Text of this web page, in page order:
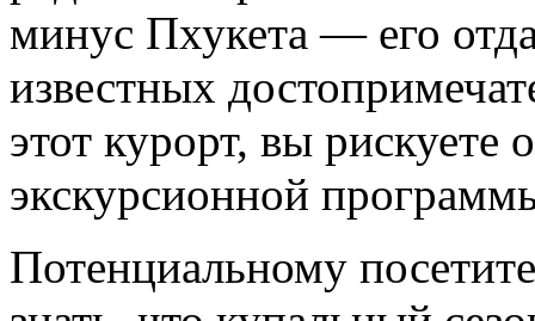
минус Пхукета — его
известных
этот курорт, вы рискуете
экскурсионной
Потенциальному